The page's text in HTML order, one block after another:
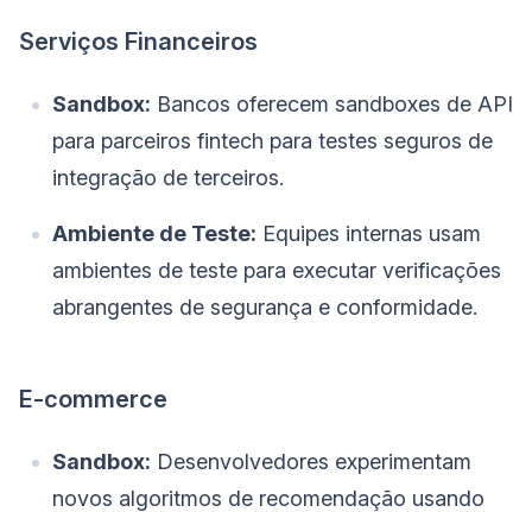
Serviços Financeiros
Sandbox: Bancos oferecem sandboxes de API
para parceiros fintech para testes seguros de
integração de terceiros.
Ambiente de Teste: Equipes internas usam
ambientes de teste para executar verificações
abrangentes de segurança e conformidade.
E-commerce
Sandbox: Desenvolvedores experimentam
novos algoritmos de recomendação usando